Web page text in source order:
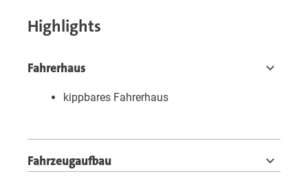
Highlights
Fahrerhaus
kippbares Fahrerhaus
Fahrzeugaufbau